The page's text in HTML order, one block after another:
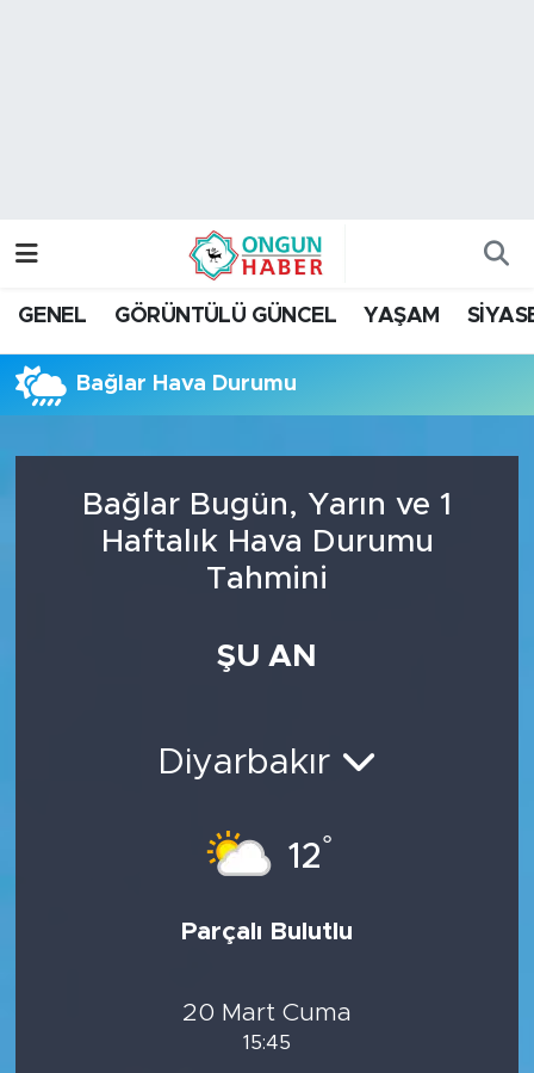
GENEL GÖRÜNTÜLÜ GÜNCEL YAŞAM
Bağlar Hava Durumu
Bağlar Bugün, Yarın ve 1
Haftalık Hava Durumu
Tahmini
ŞU AN
Diyarbakır
12°
Parçalı Bulutlu
20 Mart Cuma
15:45
Trafik Durumu
Tüm Manşetler
Son Dakika Haberleri
Haber Arşivi